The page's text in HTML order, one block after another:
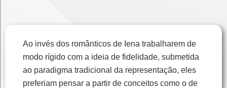
Ao invés dos românticos de Iena trabalharem de
modo rígido com a ideia de fidelidade, submetida
ao paradigma tradicional da representação, eles
preferiam pensar a partir de conceitos como o de